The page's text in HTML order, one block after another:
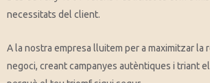
necessitats del client.
A la nostra empresa lluitem per a maximitzar la
negoci, creant campanyes autèntiques i triant